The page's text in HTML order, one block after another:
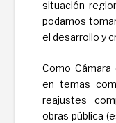
situación
podamos
el desarrollo y
Como
en temas
reajustes
obras pública